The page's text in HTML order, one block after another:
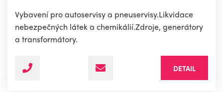
Vybavení pro autoservisy a pneuservisy.Likvidace
nebezpečných látek a chemikálií.Zdroje, generátory
a transformátory.
DETAIL